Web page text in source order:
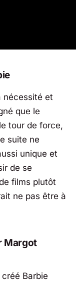
nécessité et
que le
tour de force,
suite ne
unique et
de se
films plutôt
ne pas être à
Margot
créé Barbie